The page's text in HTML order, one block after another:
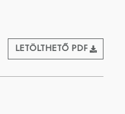
LETÖLTHETŐ PDF